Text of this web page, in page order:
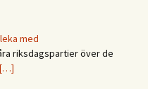
med
riksdagspartier över de
[…]